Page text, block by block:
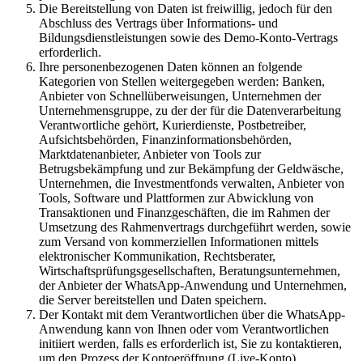
Die Bereitstellung von Daten ist freiwillig, jedoch für den
Abschluss des Vertrags über Informations- und
Bildungsdienstleistungen sowie des Demo-Konto-Vertrags
erforderlich.
Ihre personenbezogenen Daten können an folgende
Kategorien von Stellen weitergegeben werden: Banken,
Anbieter von Schnellüberweisungen, Unternehmen der
Unternehmensgruppe, zu der der für die Datenverarbeitung
Verantwortliche gehört, Kurierdienste, Postbetreiber,
Aufsichtsbehörden, Finanzinformationsbehörden,
Marktdatenanbieter, Anbieter von Tools zur
Betrugsbekämpfung und zur Bekämpfung der Geldwäsche,
Unternehmen, die Investmentfonds verwalten, Anbieter von
Tools, Software und Plattformen zur Abwicklung von
Transaktionen und Finanzgeschäften, die im Rahmen der
Umsetzung des Rahmenvertrags durchgeführt werden, sowie
zum Versand von kommerziellen Informationen mittels
elektronischer Kommunikation, Rechtsberater,
Wirtschaftsprüfungsgesellschaften, Beratungsunternehmen,
der Anbieter der WhatsApp-Anwendung und Unternehmen,
die Server bereitstellen und Daten speichern.
Der Kontakt mit dem Verantwortlichen über die WhatsApp-
Anwendung kann von Ihnen oder vom Verantwortlichen
initiiert werden, falls es erforderlich ist, Sie zu kontaktieren,
um den Prozess der Kontoeröffnung (Live-Konto)